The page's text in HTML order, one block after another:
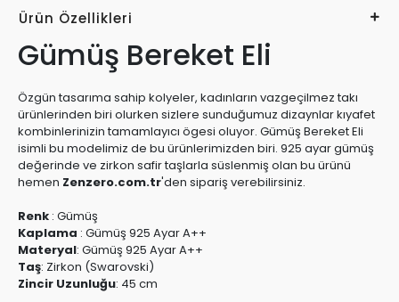
Ürün Özellikleri
Gümüş Bereket Eli
Özgün tasarıma sahip kolyeler, kadınların vazgeçilmez takı
ürünlerinden biri olurken sizlere sunduğumuz dizaynlar kıyafet
kombinlerinizin tamamlayıcı ögesi oluyor. Gümüş Bereket Eli
isimli bu modelimiz de bu ürünlerimizden biri. 925 ayar gümüş
değerinde ve zirkon safir taşlarla süslenmiş olan bu ürünü
hemen Zenzero.com.tr'den sipariş verebilirsiniz.
Renk : Gümüş
Kaplama : Gümüş 925 Ayar A++
Materyal: Gümüş 925 Ayar A++
Taş: Zirkon (Swarovski)
Zincir Uzunluğu: 45 cm